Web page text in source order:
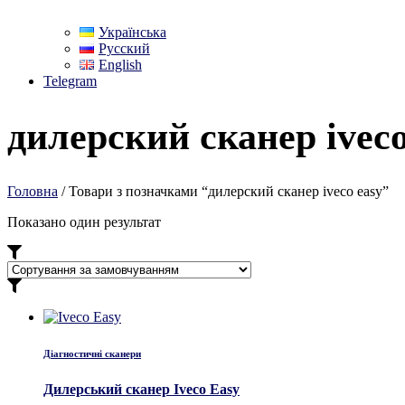
Українська
Русский
English
Telegram
дилерский сканер
Головна / Товари з позначками “дилерский сканер iveco easy”
Показано один результат
Діагностичні сканери
Дилерський сканер Iveco Easy